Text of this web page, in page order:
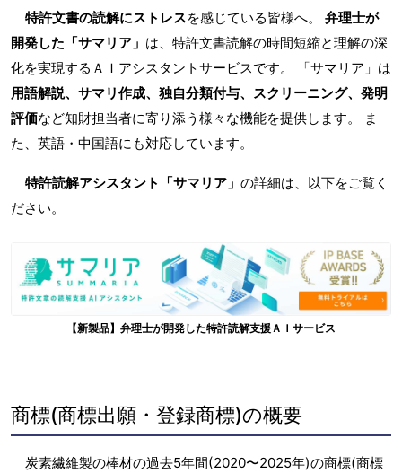
特許文書の読解にストレスを感じている皆様へ。 弁理士が
開発した「サマリア」 は、特許文書読解の時間短縮と理解の深
化を実現するＡＩアシスタントサービスです。 「サマリア」は
用語解説、サマリ作成、独自分類付与、スクリーニング、発明
評価など知財担当者に寄り添う様々な機能を提供します。 ま
た、英語・中国語にも対応しています。
特許読解アシスタント「サマリア」 の詳細は、以下をご覧く
ださい。
【新製品】弁理士が開発した特許読解支援ＡＩサービス
商標(商標出願・登録商標)の概要
炭素繊維製の棒材の過去5年間(2020〜2025年)の商標(商標